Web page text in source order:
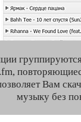
Вам
музыку без